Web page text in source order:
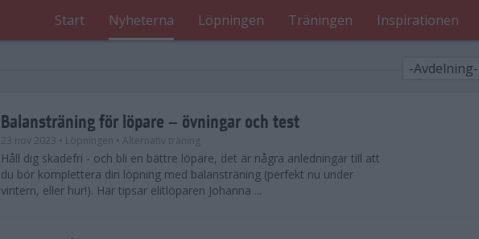
Start Nyheterna Löpningen Träningen Inspirationen
Balansträning för löpare – övningar och test
23 nov 2023 • Löpningen • Alternativ träning
Håll dig skadefri - och bli en bättre löpare, det är några anledningar till att
du bör komplettera din löpning med balansträning (perfekt nu under
vintern, eller hur!). Här tipsar elitlöparen Johanna ...